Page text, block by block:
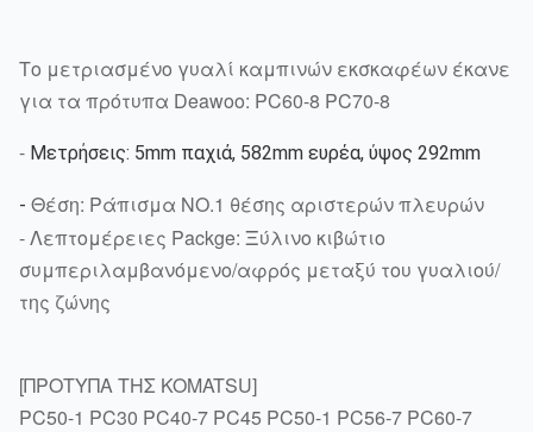
Το μετριασμένο γυαλί καμπινών εκσκαφέων έκανε
για τα πρότυπα Deawoo: PC60-8 PC70-8
- Μετρήσεις: 5mm παχιά, 582mm ευρέα, ύψος 292mm
- Θέση: Ράπισμα NO.1 θέσης αριστερών πλευρών
-Λεπτομέρειες Packge: Ξύλινο κιβώτιο
συμπεριλαμβανόμενο/αφρός μεταξύ του γυαλιού/
της ζώνης
[ΠΡΟΤΥΠΑ ΤΗΣ KOMATSU]
PC50-1 PC30 PC40-7 PC45 PC50-1 PC56-7 PC60-7